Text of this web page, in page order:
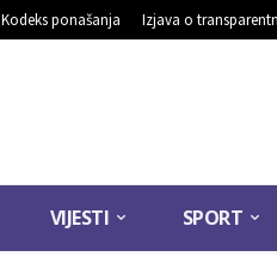
Kodeks ponašanja Izjava o
VIJESTI SPORT